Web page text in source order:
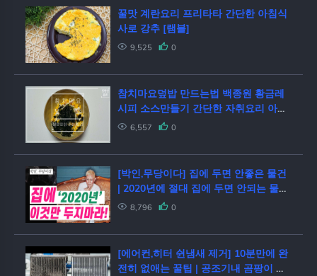
꿀맛 계란요리 프리타타 간단한 아침식
사로 강추 [램블]
9,525 0
참치마요덮밥 만드는법 백종원 황금레
시피 소스만들기 간단한 자취요리 아이
들 반찬 재료 : E049
6,557 0
[박인,무당이다] 집에 두면 안좋은 물건
| 2020년에 절대 집에 두면 안되는 물건
은?! | 중고 물건 액운 없애는 방법
8,796 0
[에어컨,히터 쉰냄새 제거] 10분만에 완
전히 없애는 꿀팁 | 공조기내 곰팡이 제